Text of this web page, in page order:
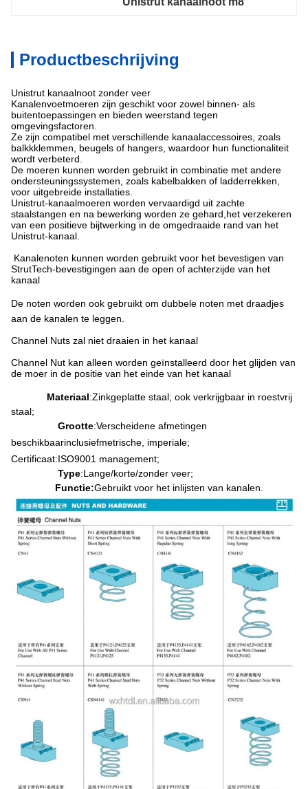
Productbeschrijving
Unistrut kanaalnoot zonder veer
Kanalenvoetmoeren zijn geschikt voor zowel binnen- als
buitentoepassingen en bieden weerstand tegen
omgevingsfactoren.
Ze zijn compatibel met verschillende kanaalaccessoires, zoals
balkkklemmen, beugels of hangers, waardoor hun functionaliteit
wordt verbeterd.
De moeren kunnen worden gebruikt in combinatie met andere
ondersteuningssystemen, zoals kabelbakken of ladderrekken,
voor uitgebreide installaties.
Unistrut-kanaalmoeren worden vervaardigd uit zachte
staalstangen en na bewerking worden ze gehard,het verzekeren
van een positieve bijtwerking in de omgedraaide rand van het
Unistrut-kanaal.
Kanalenoten kunnen worden gebruikt voor het bevestigen van
StrutTech-bevestigingen aan de open of achterzijde van het
kanaal
De noten worden ook gebruikt om dubbele noten met draadjes
aan de kanalen te leggen.
Channel Nuts zal niet draaien in het kanaal
Channel Nut kan alleen worden geïnstalleerd door het glijden van
de moer in de positie van het einde van het kanaal
Materiaal:Zinkgeplatte staal; ook verkrijgbaar in roestvrij
staal;
Grootte:Verscheidene afmetingen
beschikbaarinclusiefmetrische, imperiale;
Certificaat:ISO9001 management;
Type:Lange/korte/zonder veer;
Functie:Gebruikt voor het inlijsten van kanalen.